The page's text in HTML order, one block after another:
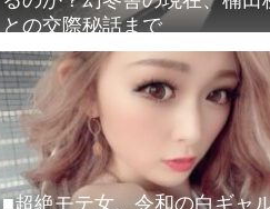
との交際秘話まで
■超絶モテ女、令和の白ギャ